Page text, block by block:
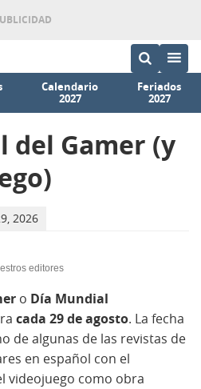
Calendario
2027
Feriados
2027
del Gamer (y
2026
editores
o Día Mundial
cada 29 de agosto. La fecha
de algunas de las revistas de
en español con el
videojuego como obra